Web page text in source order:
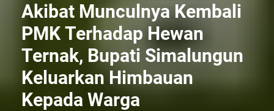
Akibat Munculnya Kembali
PMK Terhadap Hewan
Ternak, Bupati Simalungun
Keluarkan Himbauan
Kepada Warga